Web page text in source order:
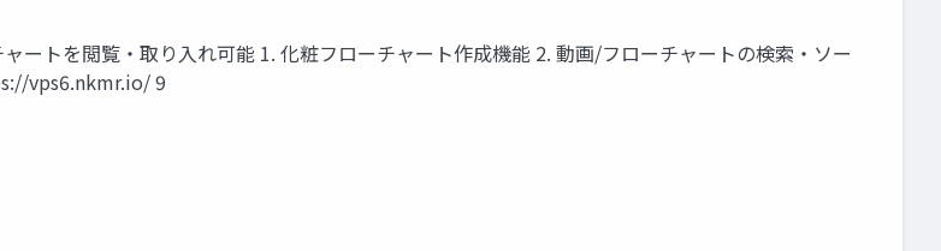
ートを閲覧・取り入れ可能 1. 化粧フローチャート作成機能 2. 動画/フローチャートの検索・ソー
vps6.nkmr.io/ 9